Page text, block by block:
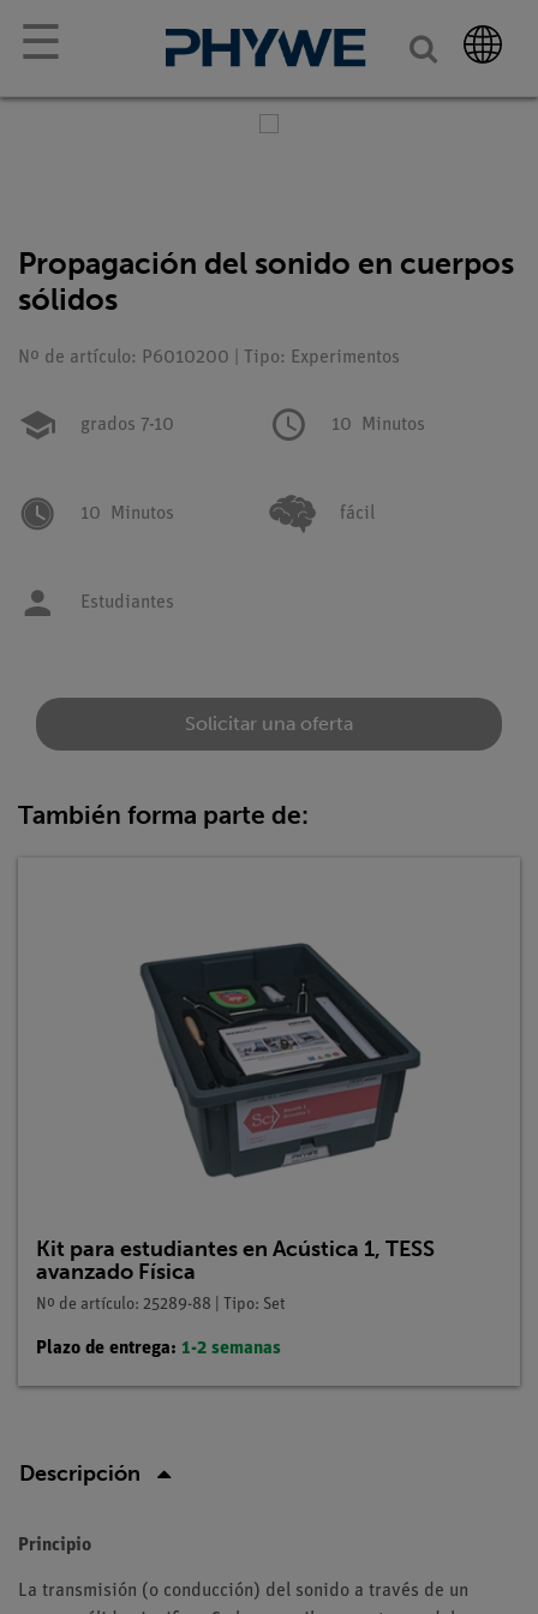
☰
Propagación del sonido en cuerpos
sólidos
Nº de artículo: P6010200 | Tipo: Experimentos
grados 7-10 10 Minutos
10 Minutos fácil
Estudiantes
Solicitar una oferta
También forma parte de:
Kit para estudiantes en Acústica 1, TESS
avanzado Física
Nº de artículo: 25289-88 | Tipo: Set
Plazo de entrega: 1-2 semanas
Descripción
Principio
La transmisión (o conducción) del sonido a través de un